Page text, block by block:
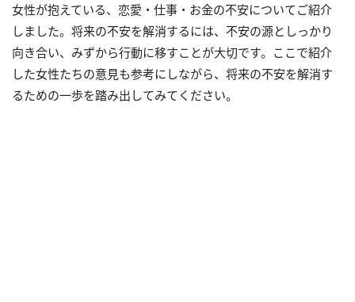
女性が抱えている、恋愛・仕事・お金の不安についてご紹介
しました。将来の不安を解消するには、不安の源としっかり
向き合い、みずから行動に移すことが大切です。ここで紹介
した女性たちの意見も参考にしながら、将来の不安を解消す
るための一歩を踏み出してみてください。